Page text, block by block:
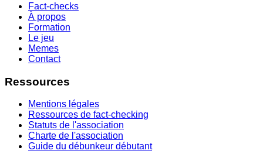
Fact-checks
À propos
Formation
Le jeu
Memes
Contact
Ressources
Mentions légales
Ressources de fact-checking
Statuts de l'association
Charte de l'association
Guide du débunkeur débutant